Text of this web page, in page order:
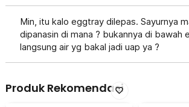
Min, itu kalo eggtray dilepas. Sayurnya
dipanasin di mana ? bukannya di bawah
langsung air yg bakal jadi uap ya ?
Produk Rekomendasi